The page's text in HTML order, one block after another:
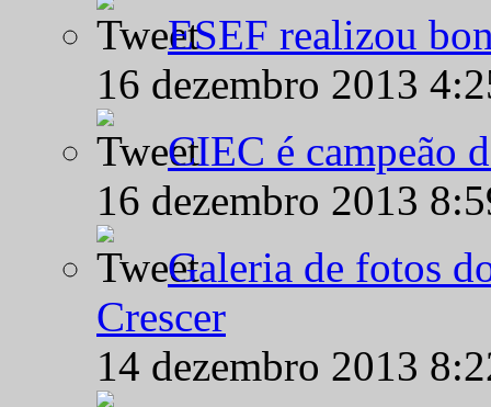
ESEF realizou
16 dezembro 2013
CIEC é campeão
16 dezembro 2013
Galeria de fotos
Crescer
14 dezembro 2013